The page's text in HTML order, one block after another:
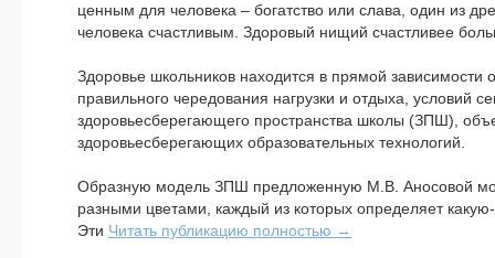
ценным для человека – богатство или слава, один из
человека счастливым. Здоровый нищий счастливее
Здоровье школьников находится в прямой зависимости
правильного чередования нагрузки и отдыха, условий
здоровьесберегающего пространства школы (ЗПШ),
здоровьесберегающих образовательных технологий.
Образную модель ЗПШ предложенную М.В. Аносовой
разными цветами, каждый из которых определяет
Эти Читать публикацию полностью →